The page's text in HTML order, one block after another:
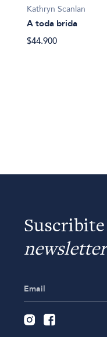
Kathryn Scanlan
A toda brida
$44.900
newsletter